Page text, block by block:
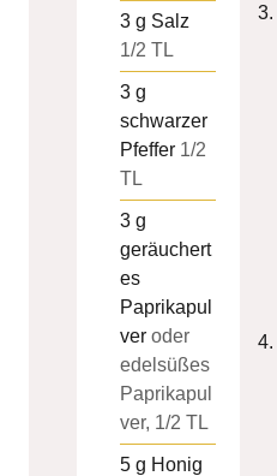
3 g Salz
1/2 TL
3 g
schwarzer
Pfeffer 1/2
TL
3 g
geräuchert
es
Paprikapul
ver oder
edelsüßes
Paprikapul
ver, 1/2 TL
5 g Honig